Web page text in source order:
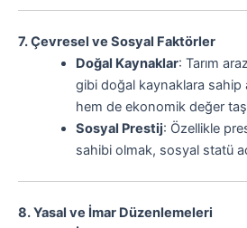
7. Çevresel ve Sosyal Faktörler
Doğal Kaynaklar: Tarım
gibi doğal kaynaklara sahip
hem de ekonomik değer
Sosyal Prestij: Özellikle
sahibi olmak, sosyal statü
8. Yasal ve İmar Düzenlemeleri